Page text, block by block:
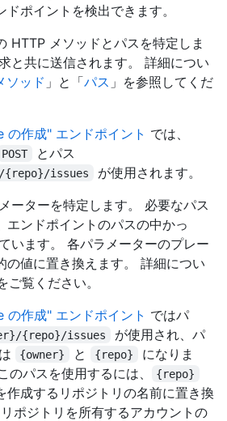
ポイントを検出できます。
HTTP メソッドとパスを特定しま
と共に送信されます。 詳細につい
ソッド 」と「パス 」を参照してくだ
の作成" エンドポイント では、
POST とパス
{repo}/issues
が使用されます。
ーターを特定します。 必要なパス
エンドポイントのパスの中かっ
います。 各パラメーターのプレー
の値に置き換えます。 詳細につい
ご覧ください。
の作成" エンドポイント ではパ
{repo}/issues
が使用され、パ
{owner} と {repo}
になりま
のパスを使用するには、
{repo}
作成するリポジトリの名前に置き換
ポジトリを所有するアカウントの